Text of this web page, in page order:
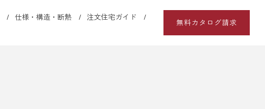
仕様・構造・断熱
注文住宅ガイド
無料カタログ請求